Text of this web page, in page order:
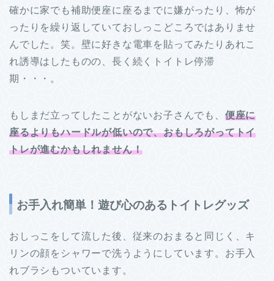
確かに家でも補助便座に座るまでに嫌がったり、怖が
ったりを繰り返していておしっこどころではありませ
んでした。笑。壁に好きな電車を貼ってみたりあれこ
れ誘導はしたものの、長く続くトイトレ停滞
期・・・。
もしまだ立ってしたことがないお子さんでも、 便座に
座るよりもハードルが低いので、おもしろがってトイ
トレが進むかもしれません！
お手入れ簡単！遊び心のあるトイトレグッズ
おしっこをして流した後、従来のおまると同じく、キ
リンの顔をシャワーで洗うようにしています。お手入
れブラシもついています。